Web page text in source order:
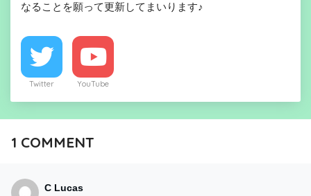
なることを願って更新してまいります♪
Twitter YouTube
1 COMMENT
C Lucas